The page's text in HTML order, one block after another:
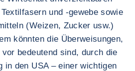
und -gewebe sowie
(Weizen, Zucker usw.)
könnten die Überweisungen,
bedeutend sind, durch die
in den USA – einer wichtigen